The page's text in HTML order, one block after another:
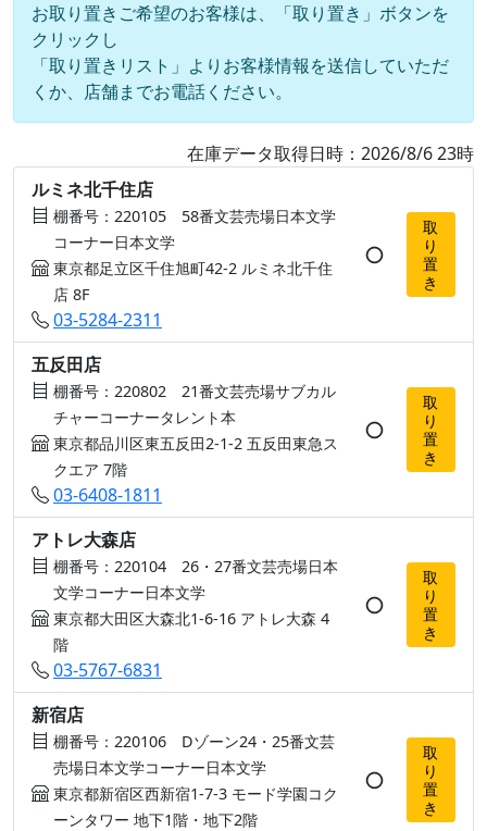
お取り置きご希望のお客様は、「取り置き」ボタンを
クリックし
「取り置きリスト」よりお客様情報を送信していただ
くか、店舗までお電話ください。
在庫データ取得日時：2026/8/6 23時
ルミネ北千住店
棚番号：220105 58番文芸売場日本文学
コーナー日本文学
東京都足立区千住旭町42-2 ルミネ北千住
店 8F
03-5284-2311
○
取
り
置
き
五反田店
棚番号：220802 21番文芸売場サブカル
チャーコーナータレント本
東京都品川区東五反田2-1-2 五反田東急ス
クエア 7階
03-6408-1811
○
取
り
置
き
アトレ大森店
棚番号：220104 26・27番文芸売場日本
文学コーナー日本文学
東京都大田区大森北1-6-16 アトレ大森 4
階
03-5767-6831
○
取
り
置
き
新宿店
棚番号：220106 Dゾーン24・25番文芸
売場日本文学コーナー日本文学
東京都新宿区西新宿1-7-3 モード学園コク
ーンタワー 地下1階・地下2階
○
取
り
置
き